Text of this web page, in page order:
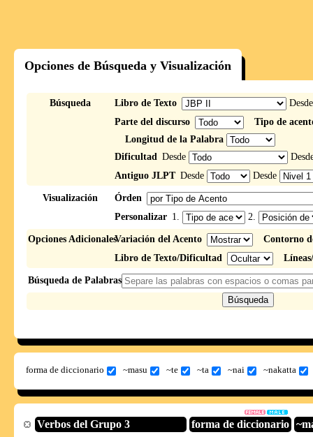
Opciones de Búsqueda y Visualización
Búsqueda Libro de Texto
Parte del discurso
Tipo de
Longitud de la Palabra
Dificultad Desde
Antiguo JLPT Desde Desde
Visualización
Órden
Personalizar 1. 2.
Opciones AdicionalesVariación del Acento
Contorno
Libro de Texto/Dificultad
Búsqueda de Palabras
forma de diccionario ~masu ~te ~ta ~nai ~nakatta
Verbos del Grupo 3 forma de diccionario